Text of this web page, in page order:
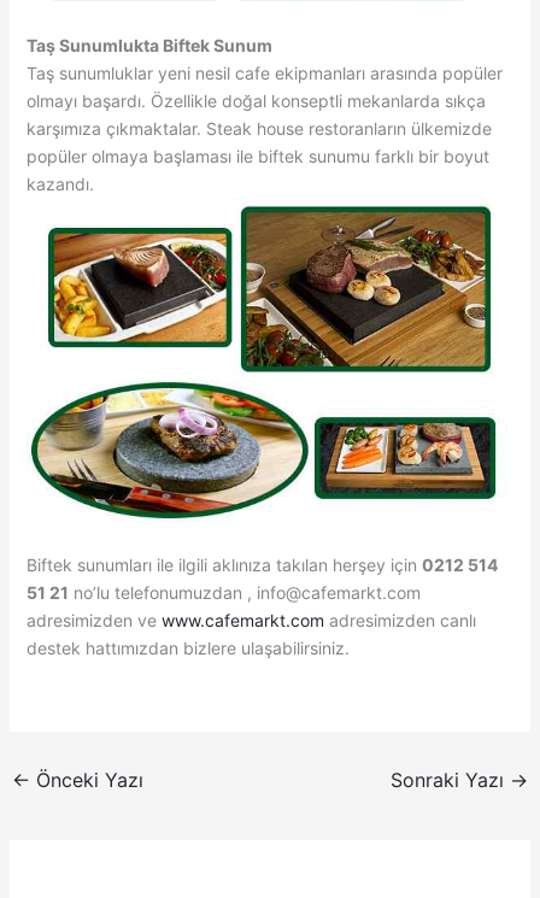
Taş Sunumlukta Biftek Sunum
Taş sunumluklar yeni nesil cafe ekipmanları arasında popüler
olmayı başardı. Özellikle doğal konseptli mekanlarda sıkça
karşımıza çıkmaktalar. Steak house restoranların ülkemizde
popüler olmaya başlaması ile biftek sunumu farklı bir boyut
kazandı.
Biftek sunumları ile ilgili aklınıza takılan herşey için 0212 514
51 21 no’lu telefonumuzdan , info@cafemarkt.com
adresimizden ve www.cafemarkt.com adresimizden canlı
destek hattımızdan bizlere ulaşabilirsiniz.
← Önceki Yazı Sonraki Yazı →